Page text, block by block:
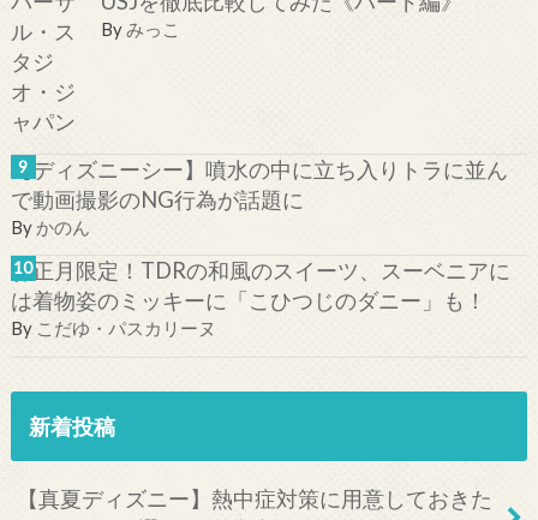
Byみっこ
【ディズニーシー】噴水の中に立ち入りトラに並ん
で動画撮影のNG行為が話題に
By かのん
お正月限定！TDRの和風のスイーツ、スーベニアに
は着物姿のミッキーに「こひつじのダニー」も！
By こだゆ・パスカリーヌ
新着投稿
【真夏ディズニー】熱中症対策に用意しておきた